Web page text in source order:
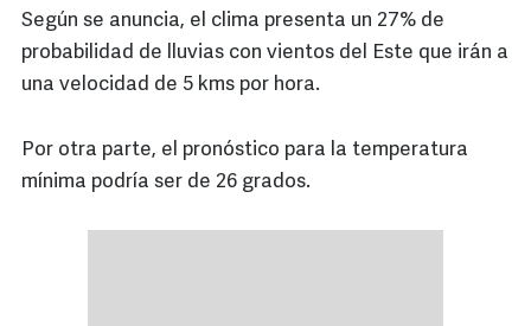
Según se anuncia, el clima presenta un 27% de
probabilidad de lluvias con vientos del Este que irán a
una velocidad de 5 kms por hora.
Por otra parte, el pronóstico para la temperatura
mínima podría ser de 26 grados.